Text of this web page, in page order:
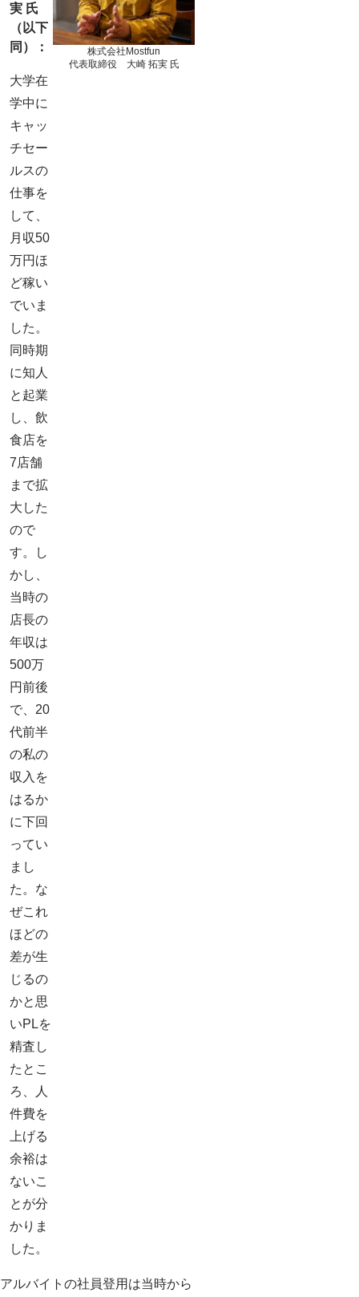
株式会社Mostfun
代表取締役 大崎 拓実 氏
実 氏
（以下
同）：
大学在
学中に
キャッ
チセー
ルスの
仕事を
して、
月収50
万円ほ
ど稼い
でいま
した。
同時期
に知人
と起業
し、飲
食店を
7店舗
まで拡
大した
ので
す。し
かし、
当時の
店長の
年収は
500万
円前後
で、20
代前半
の私の
収入を
はるか
に下回
ってい
まし
た。な
ぜこれ
ほどの
差が生
じるの
かと思
いPLを
精査し
たとこ
ろ、人
件費を
上げる
余裕は
ないこ
とが分
かりま
した。
アルバイトの社員登用は当時から